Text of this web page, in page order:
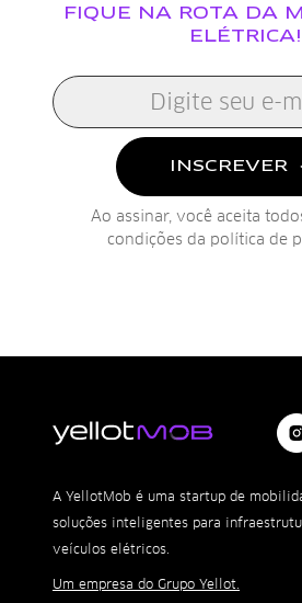
FIQUE NA ROTA DA
ELÉTRICA!
INSCREVER
Ao assinar, você aceita
condições da política de
A YellotMob é uma startup de
soluções inteligentes para
veículos elétricos.
Um empresa do Grupo Yellot.